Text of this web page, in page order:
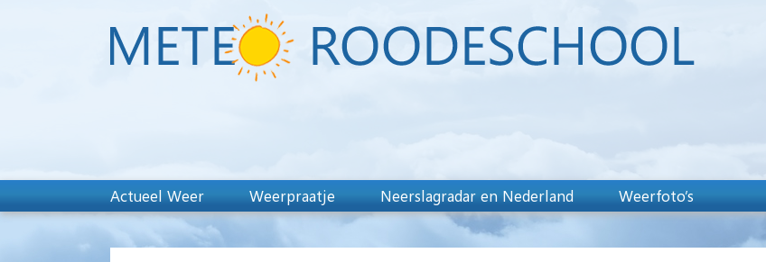
Actueel Weer Weerpraatje Neerslagradar en Nederland Weerfoto’s